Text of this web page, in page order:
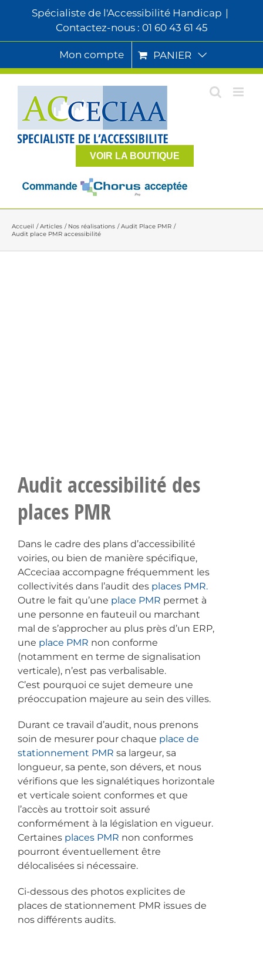
Spécialiste de l'Accessibilité Handicap |
Contactez-nous : 01 60 43 61 45
Mon compte PANIER
VOIR LA BOUTIQUE
Accueil Articles Nos réalisations
Audit Place PMR
Audit place PMR accessibilité
Audit accessibilité des
places PMR
Dans le cadre des plans d’accessibilité
voiries, ou bien de manière spécifique,
ACceciaa accompagne fréquemment les
collectivités dans l’audit des places PMR.
Outre le fait qu’une place PMR permet à
une personne en fauteuil ou marchant
mal de s’approcher au plus près d’un ERP,
une place PMR non conforme
(notamment en terme de signalisation
verticale), n’est pas verbalisable.
C’est pourquoi ce sujet demeure une
préoccupation majeure au sein des villes.
Durant ce travail d’audit, nous prenons
soin de mesurer pour chaque place de
stationnement PMR sa largeur, sa
longueur, sa pente, son dévers, et nous
vérifions que les signalétiques horizontale
et verticale soient conformes et que
l’accès au trottoir soit assuré
conformément à la législation en vigueur.
Certaines places PMR non conformes
pourront éventuellement être
délocalisées si nécessaire.
Ci-dessous des photos explicites de
places de stationnement PMR issues de
nos différents audits.